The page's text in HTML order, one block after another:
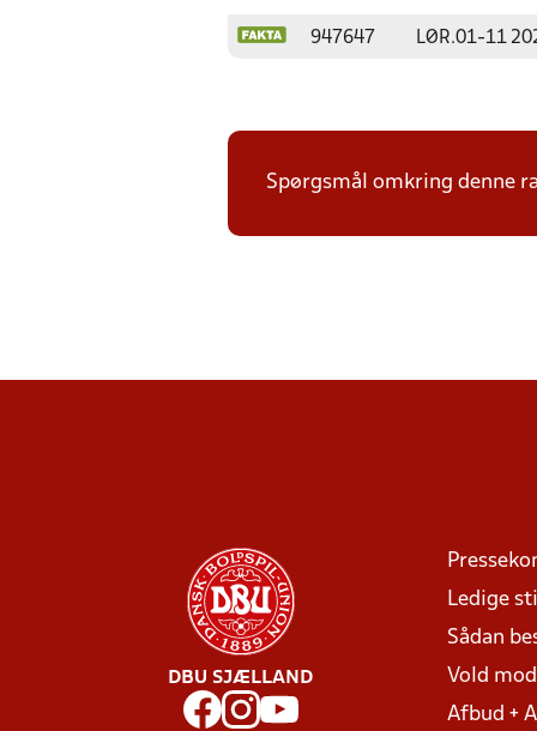
947647 LØR.01-11
Spørgsmål omkring denne
DBU SJÆLLAND
Ledige
Sådan
Vold
Afbud +